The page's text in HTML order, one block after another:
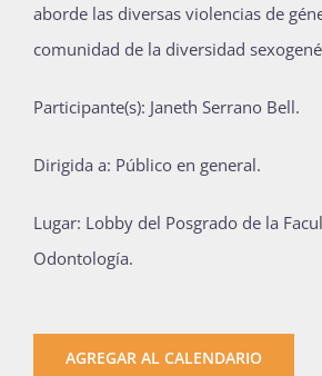
Súmate
Bienvenida
aborde las diversas violencias de
comunidad de la diversidad
Participante(s): Janeth Serrano Bell.
Dirigida a: Público en general.
Lugar: Lobby del Posgrado de la
Odontología.
AGREGAR AL CALENDARIO